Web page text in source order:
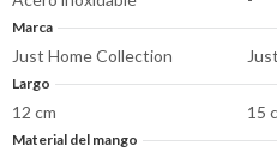
Marca
Just Home Collection
Largo
12 cm 15
Material del mango